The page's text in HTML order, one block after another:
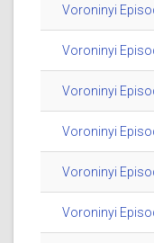
Voroninyi
Voroninyi
Voroninyi
Voroninyi
Voroninyi
Voroninyi